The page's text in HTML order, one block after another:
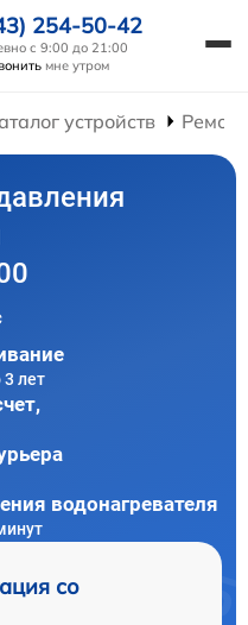
254-50-42
с 9:00 до 21:00
мне утром
устройств
лет
водонагревателя
со